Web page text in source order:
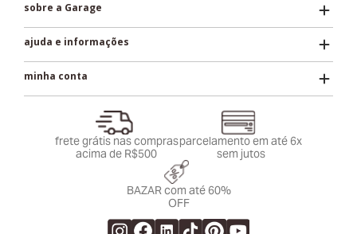
sobre a Garage
ajuda e informações
minha conta
frete grátis nas compras
acima de R$500
parcelamento em até 6x
sem jutos
BAZAR com até 60%
OFF